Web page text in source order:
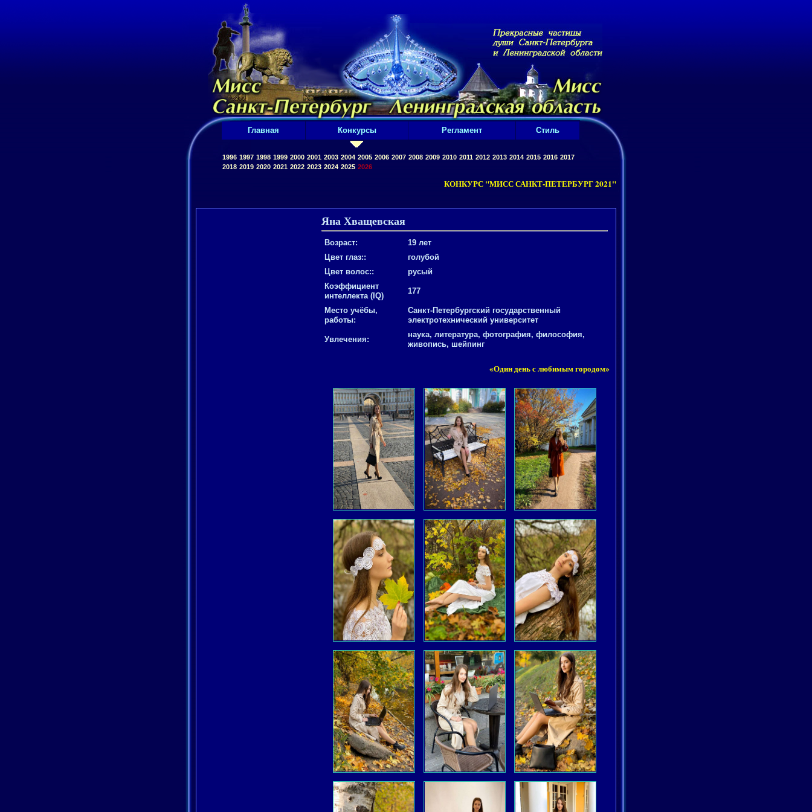
Главная Конкурсы Регламент Стиль
1996 1997 1998 1999 2000 2001 2003 2004 2005 2006 2007 2008 2009 2010 2011 2012 2013 2014 2015 2016 2017
2018 2019 2020 2021 2022 2023 2024 2025 2026
КОНКУРС "МИСС САНКТ-ПЕТЕРБУРГ 2021"
Яна Хващевская
Возраст:
19 лет
Цвет глаз::
голубой
Цвет волос::
русый
Коэффициент
интеллекта (IQ)
177
Место учёбы,
работы:
Санкт-Петербургский государственный
электротехнический университет
Увлечения:
наука, литература, фотография, философия,
живопись, шейпинг
«Один день с любимым городом»